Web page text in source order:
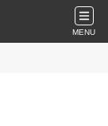
MENU